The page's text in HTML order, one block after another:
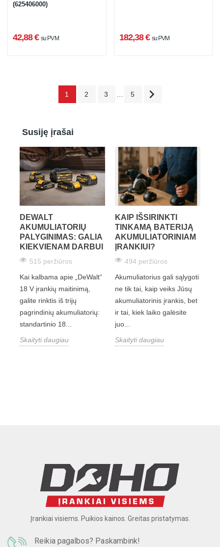
(625406000)
42,88 € su PVM 182,38 € su PVM
1 2 3 5 
Susiję įrašai
DEWALT
AKUMULIATORIŲ
PALYGINIMAS: GALIA
KIEKVIENAM DARBUI
515 peržiūros
Kai kalbama apie „DeWalt“
18 V įrankių maitinimą,
galite rinktis iš trijų
pagrindinių akumuliatorių:
standartinio 18...
Skaityti daugiau
KAIP IŠSIRINKTI
TINKAMĄ BATERIJĄ
AKUMULIATORINIAM
ĮRANKIUI?
494 peržiūros
Akumuliatorius gali sąlygoti
ne tik tai, kaip veiks Jūsų
akumuliatorinis įrankis, bet
ir tai, kiek laiko galėsite
juo...
Skaityti daugiau
Įrankiai visiems. Puikios kainos. Greitas pristatymas.
Reikia pagalbos? Paskambink!